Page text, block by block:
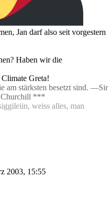
Jan darf also seit vorgestern
Haben wir die
Greta!
am stärksten besetzt sind. —Sir
Churchill ***
weiss alles, man
2003, 15:55